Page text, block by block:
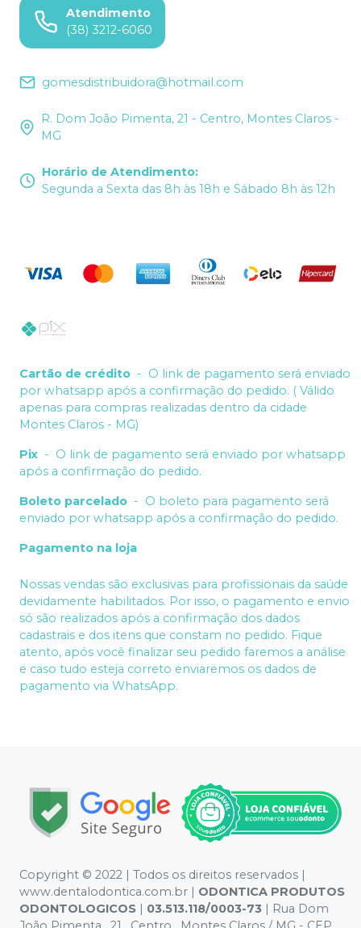
Atendimento
(38) 3212-6060
gomesdistribuidora@hotmail.com
R. Dom João Pimenta, 21 - Centro, Montes Claros -
MG
Horário de Atendimento:
Segunda a Sexta das 8h às 18h e Sábado 8h às 12h
Cartão de crédito - O link de pagamento será enviado
por whatsapp após a confirmação do pedido. ( Válido
apenas para compras realizadas dentro da cidade
Montes Claros - MG)
Pix - O link de pagamento será enviado por whatsapp
após a confirmação do pedido.
Boleto parcelado - O boleto para pagamento será
enviado por whatsapp após a confirmação do pedido.
Pagamento na loja
Nossas vendas são exclusivas para profissionais da saúde
devidamente habilitados. Por isso, o pagamento e envio
só são realizados após a confirmação dos dados
cadastrais e dos itens que constam no pedido. Fique
atento, após você finalizar seu pedido faremos a análise
e caso tudo esteja correto enviaremos os dados de
pagamento via WhatsApp.
Copyright © 2022 | Todos os direitos reservados |
www.dentalodontica.com.br | ODONTICA PRODUTOS
ODONTOLOGICOS | 03.513.118/0003-73 | Rua Dom